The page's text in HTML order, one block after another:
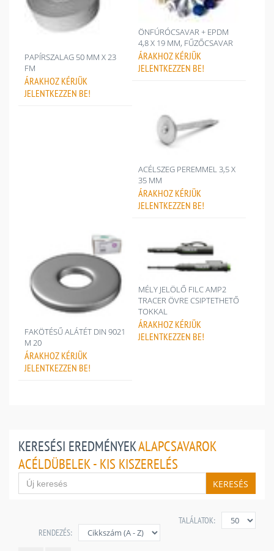
PAPÍRSZALAG 50 MM X 23
FM
ÁRAKHOZ KÉRJÜK
JELENTKEZZEN BE!
ÖNFÚRÓCSAVAR + EPDM
4,8 X 19 MM, FŰZŐCSAVAR
ÁRAKHOZ KÉRJÜK
JELENTKEZZEN BE!
ACÉLSZEG PEREMMEL 3,5 X
35 MM
ÁRAKHOZ KÉRJÜK
JELENTKEZZEN BE!
FAKÖTÉSŰ ALÁTÉT DIN 9021
M 20
ÁRAKHOZ KÉRJÜK
JELENTKEZZEN BE!
MÉLY JELÖLŐ FILC AMP2
TRACER ÖVRE CSIPTETHETŐ
TOKKAL
ÁRAKHOZ KÉRJÜK
JELENTKEZZEN BE!
KERESÉSI EREDMÉNYEKALAPCSAVAROK
ACÉLDÜBELEK - KIS KISZERELÉS
KERESÉS
TALÁLATOK:
RENDEZÉS: